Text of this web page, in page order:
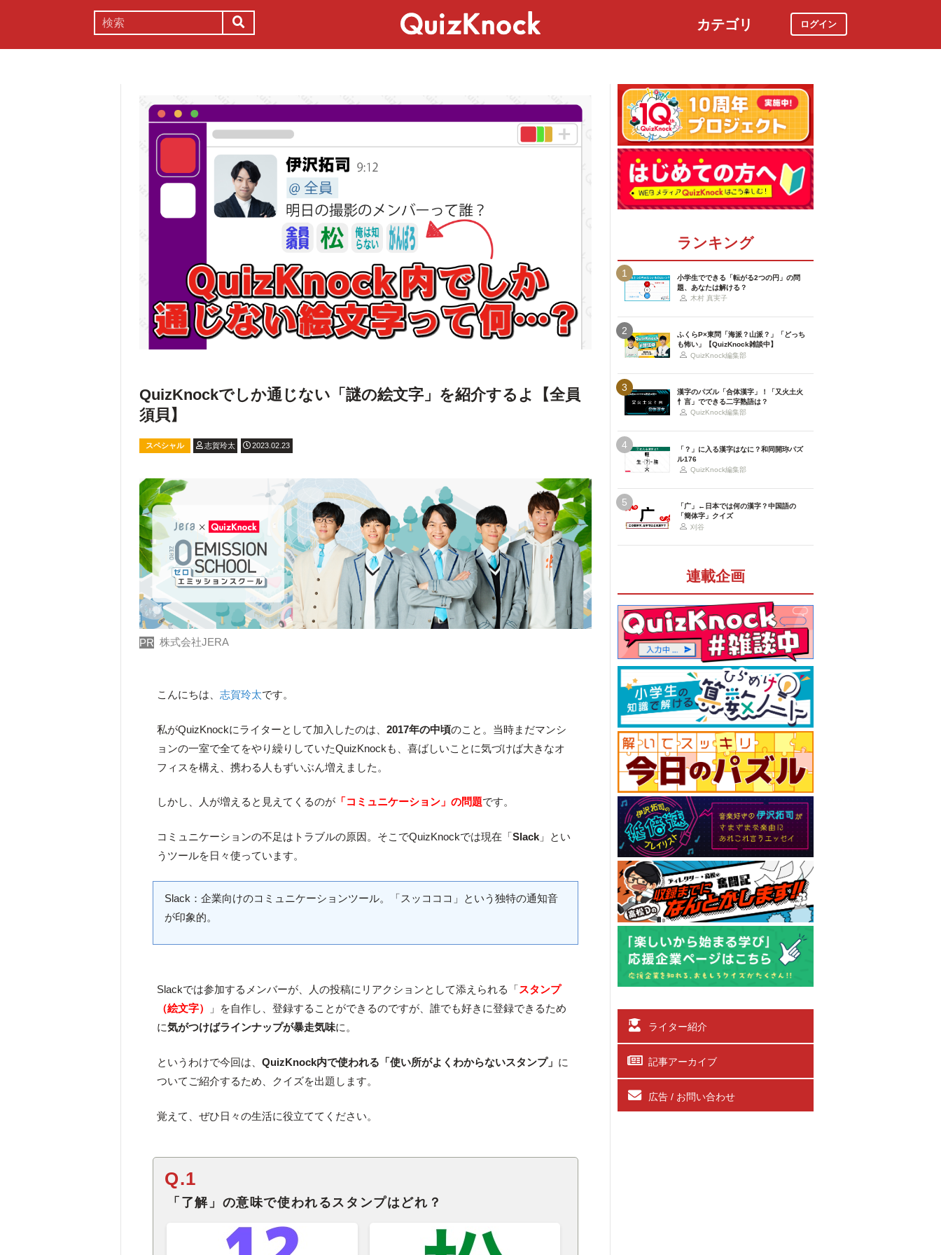
カテゴリ ログイン
QuizKnockでしか通じない「謎の絵文字」を紹介するよ【全員
須貝】
スペシャル 志賀玲太 2023.02.23
PR 株式会社JERA
こんにちは、志賀玲太です。
私がQuizKnockにライターとして加入したのは、2017年の中頃のこと。当時まだマンシ
ョンの一室で全てをやり繰りしていたQuizKnockも、喜ばしいことに気づけば大きなオ
フィスを構え、携わる人もずいぶん増えました。
しかし、人が増えると見えてくるのが 「コミュニケーション」の問題です。
コミュニケーションの不足はトラブルの原因。そこでQuizKnockでは現在「Slack 」とい
うツールを日々使っています。
Slack：企業向けのコミュニケーションツール。「スッコココ」という独特の通知音
が印象的。
Slackでは参加するメンバーが、人の投稿にリアクションとして添えられる「スタンプ
（絵文字）
」を自作し、登録することができるのですが、誰でも好きに登録できるため
に気がつけばラインナップが暴走気味に。
というわけで今回は、QuizKnock内で使われる「使い所がよくわからないスタンプ」 に
ついてご紹介するため、クイズを出題します。
覚えて、ぜひ日々の生活に役立ててください。
Q.1
「了解」の意味で使われるスタンプはどれ？
ランキング
1
小学生でできる「転がる2つの円」の問
題、あなたは解ける？
木村 真実子
2
ふくらP×東問「海派？山派？」「どっち
も怖い」【QuizKnock雑談中】
QuizKnock編集部
3
漢字のパズル「合体漢字」！「又火土火
忄言」でできる二字熟語は？
QuizKnock編集部
4
「？」に入る漢字はなに？和同開珎パズ
ル176
QuizKnock編集部
5
「广」←日本では何の漢字？中国語の
「簡体字」クイズ
刈谷
連載企画
ライター紹介
記事アーカイブ
広告 / お問い合わせ